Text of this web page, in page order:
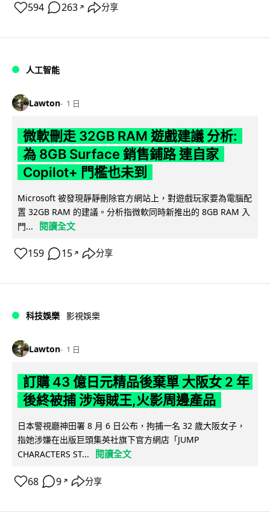
594 263 ↗ 分享
人工智能
Lawton 1 日
微軟刪走 32GB RAM 遊戲建議 分析:
為 8GB Surface 銷售鋪路 連自家
Copilot+ 門檻也未到
Microsoft 被發現靜靜刪除官方網站上，對遊戲玩家要為電腦配
置 32GB RAM 的建議。分析指微軟同時新推出的 8GB RAM 入
門...
閱讀全文
159 15 ↗ 分享
科技娛樂 影視娛樂
Lawton 1 日
訂購 43 億日元精品後棄單 大阪女 2 年
後終被捕 涉海賊王,火影周邊產品
日本警視廳神田署 8 月 6 日公布，拘捕一名 32 歲大阪女子，
指她涉嫌在出版巨頭集英社旗下官方網店「JUMP
CHARACTERS ST...
閱讀全文
68 9 ↗ 分享